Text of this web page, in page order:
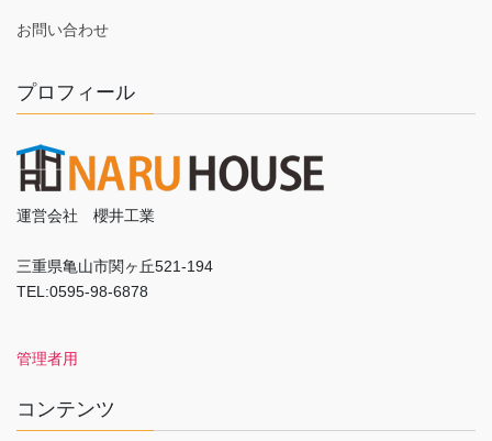
お問い合わせ
プロフィール
運営会社 櫻井工業
三重県亀山市関ヶ丘521-194
TEL:0595-98-6878
管理者用
コンテンツ